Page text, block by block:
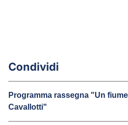
Condividi
Programma rassegna "Un
Cavallotti"